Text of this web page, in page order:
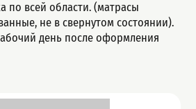
по всей области. (матрасы
не в свернутом состоянии).
день после оформления